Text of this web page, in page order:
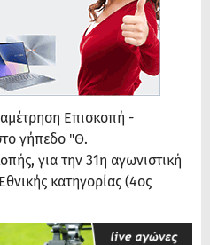
Επισκοπή -
γήπεδο "Θ.
για την 31η αγωνιστική
κατηγορίας (4ος